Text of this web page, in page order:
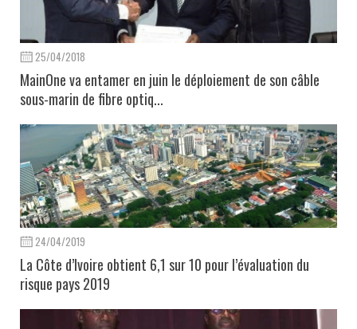
25/04/2018
MainOne va entamer en juin le déploiement de son câble
sous-marin de fibre optiq...
24/04/2019
La Côte d’Ivoire obtient 6,1 sur 10 pour l’évaluation du
risque pays 2019